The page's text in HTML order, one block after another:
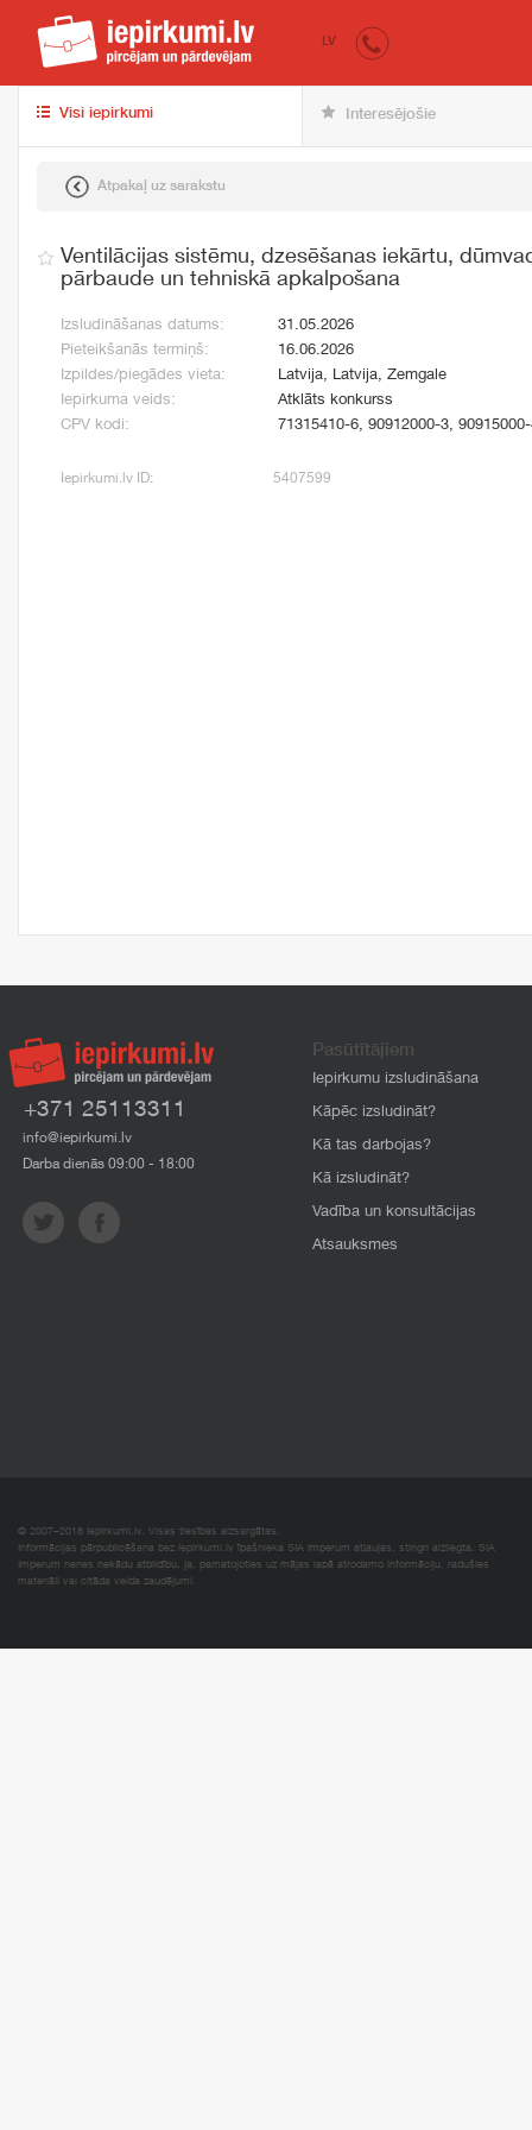
iepirkumi.lv
LV
Visi iepirkumi Interesējošie
Atpakaļ uz sarakstu
Ventilācijas sistēmu, dzesēšanas iekārtu,
pārbaude un tehniskā apkalpošana
Izsludināšanas datums:
31.05.2026
Pieteikšanās termiņš:
16.06.2026
Izpildes/piegādes vieta:
Latvija, Latvija, Zemgale
Iepirkuma veids:
Atklāts konkurss
CPV kodi:
71315410-6, 90912000-3,
Iepirkumi.lv ID: 5407599
+371 25113311
info@iepirkumi.lv
Darba dienās 09:00 - 18:00
Pasūtītājiem
Iepirkumu izsludināšana
Kāpēc izsludināt?
Kā tas darbojas?
Kā izsludināt?
Vadība un konsultācijas
Atsauksmes
© 2007–2018 Iepirkumi.lv. Visas tiesības aizsargātas.
Informācijas pārpublicēšana bez iepirkumi.lv īpašnieka SIA Imperum atļaujas, stingri aizliegta. SIA
Imperum nenes nekādu atbildību, ja, pamatojoties uz mājas lapā atrodamo informāciju, radušies
materiāli vai citāda veida zaudējumi.